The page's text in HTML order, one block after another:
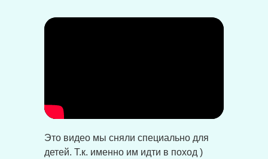
Это видео мы сняли специально для
детей. Т.к. именно им идти в поход )